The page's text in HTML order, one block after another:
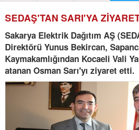
SEDAŞ'TAN SARI'YA
Sakarya Elektrik Dağıtım AŞ
Direktörü Yunus Bekircan,
Kaymakamlığından Kocaeli Vali
atanan Osman Sarı'yı ziyaret etti.